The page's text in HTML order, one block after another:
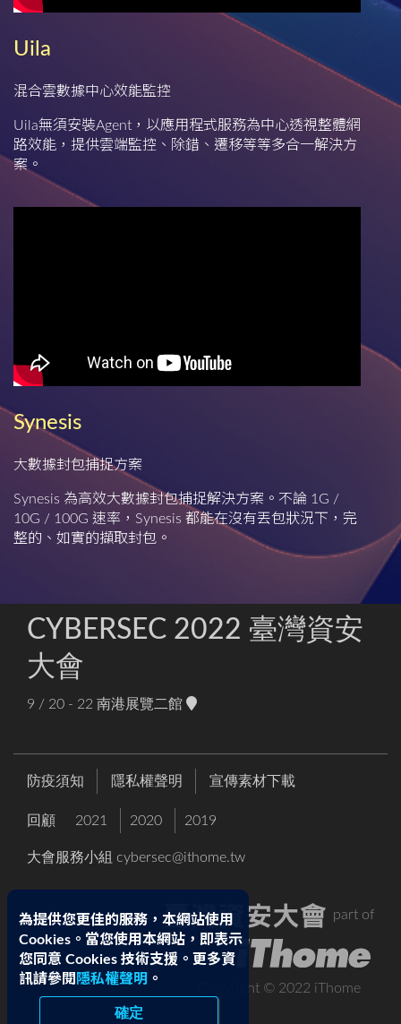
為提供您更佳的服務，本網站使用
Cookies。當您使用本網站，即表示
您同意 Cookies 技術支援。更多資
訊請參閱 隱私權聲明 。
確定
Uila
混合雲數據中心效能監控
Uila無須安裝Agent，以應用程式服務為中心透視整體網
路效能，提供雲端監控、除錯、遷移等等多合一解決方
案。
Synesis
大數據封包捕捉方案
Synesis 為高效大數據封包捕捉解決方案。不論 1G /
10G / 100G 速率，Synesis 都能在沒有丟包狀況下，完
整的、如實的擷取封包。
CYBERSEC 2022 臺灣資安
大會
9 / 20 - 22 南港展覽二館
防疫須知 隱私權聲明 宣傳素材下載
回顧 2021 2020 2019
大會服務小組 cybersec@ithome.tw
part of
Copyright © 2022 iThome